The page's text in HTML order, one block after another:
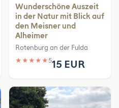
Wunderschöne Auszeit
in der Natur mit Blick auf
den Meisner und
Alheimer
Rotenburg an der Fulda
★ ★ ★ ★ ★515 EUR